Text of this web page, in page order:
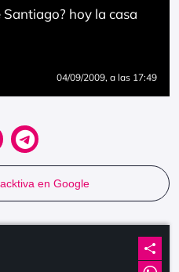
hoy la casa
04/09/2009, a las 17:49
en Google